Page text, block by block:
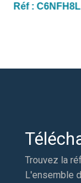
Réf :
Trouvez la
L'ensemble